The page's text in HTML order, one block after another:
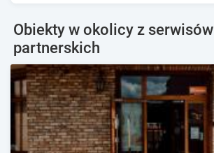
Obiekty w okolicy z serwisów
partnerskich